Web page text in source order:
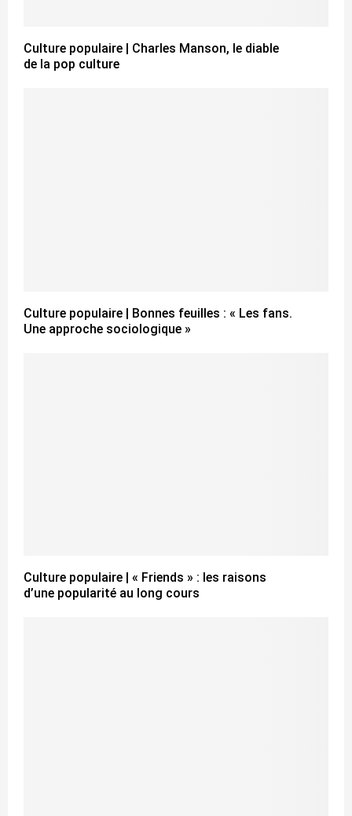
Culture populaire | Charles Manson, le diable
de la pop culture
Culture populaire | Bonnes feuilles : « Les fans.
Une approche sociologique »
Culture populaire | « Friends » : les raisons
d’une popularité au long cours